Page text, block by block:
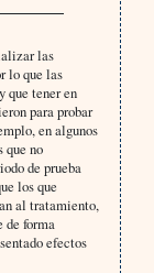
las
lo que las
que tener en
para probar
en algunos
que no
de prueba
los que
al tratamiento,
de forma
efectos